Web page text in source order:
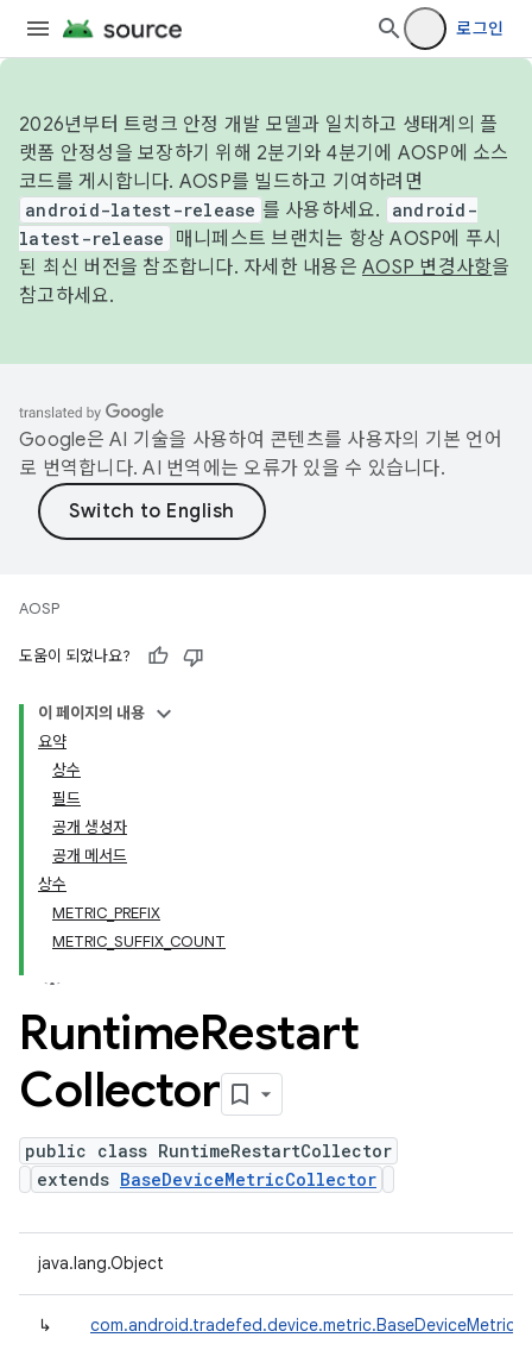
로그인
2026년부터 트렁크 안정 개발 모델과 일치하고 생태계의 플
랫폼 안정성을 보장하기 위해 2분기와 4분기에 AOSP에 소스
코드를 게시합니다. AOSP를 빌드하고 기여하려면
android-latest-release 를 사용하세요.
android-
latest-release
매니페스트 브랜치는 항상 AOSP에 푸시
된 최신 버전을 참조합니다. 자세한 내용은 AOSP 변경사항을
참고하세요.
Google은 AI 기술을 사용하여 콘텐츠를 사용자의 기본 언어
로 번역합니다. AI 번역에는 오류가 있을 수 있습니다.
AOSP
도움이 되었나요?
이 페이지의 내용
요약
상수
필드
공개 생성자
공개 메서드
상수
METRIC_PREFIX
METRIC_SUFFIX_COUNT
RuntimeRestart
Collector
public class RuntimeRestartCollector
extends BaseDeviceMetricCollector
java.lang.Object
↳